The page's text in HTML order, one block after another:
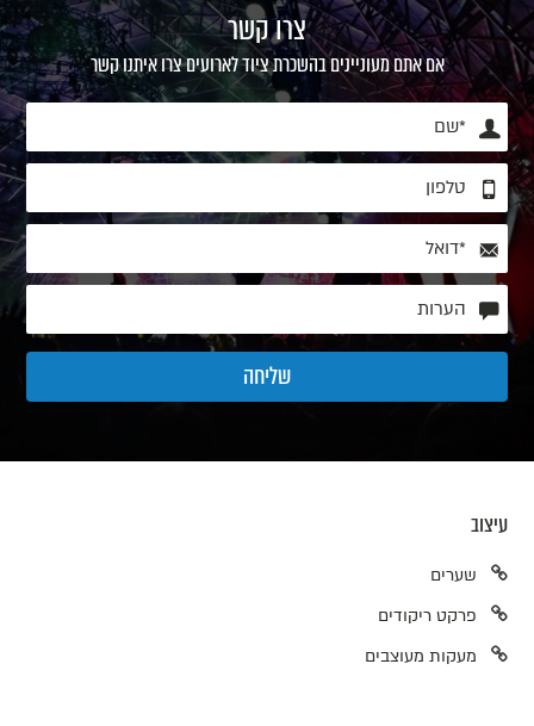
צרו קשר
אם אתם מעוניינים בהשכרת ציוד לארועים צרו איתנו קשר
עיצוב
שערים
פרקט ריקודים
מעקות מעוצבים